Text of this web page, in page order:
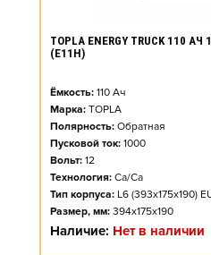
TOPLA ENERGY TRUCK 110
(E11H)
Ёмкость: 110 Ач
Марка: TOPLA
Полярность: Обратная
Пусковой ток: 1000
Вольт: 12
Технология: Ca/Ca
Тип корпуса: L6 (393x175x190)
Размер, мм: 394x175x190
Наличие: Нет в наличии